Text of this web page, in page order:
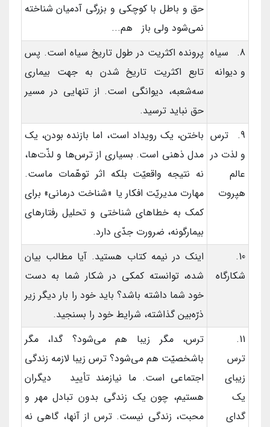
حق و باطل با کوچکی و بزرگی آدمیان شناخته
نمی‌شود ولی باز هم...
8. سیاه
و دیوانه
پرونده اکثریت در طول تاریخ سیاه است. پس
تابع اکثریت تاریخ شدن به جهت بیماری
سه‌شعبه، دیوانگی است. از تنهایی در مسیر
حق نباید ترسید.
9. ترس
و لذت در
عالم
هپروت
باختن، یک رویداد است،‌ اما بازنده بودن، یک
مدل ذهنی است. بسیاری از ترس‌ها و لذّت‌ها،
نه نتیجه واقعیّت بلکه اثر توهّمات ماست.
مهارت مدیریّت افکار یا «شناخت درمانی» برای
کمک به خطاهای شناختی و تحلیل رفتارهای
بیمارگونه، ضرورت جدّی دارد.
10.
شکارگاه
اینک در نیمه کتاب هستید. آیا مطالب بیان
شده، توانسته کمکی در شکار شما به دست
خود شما داشته باشد؟ باید خود را بار دیگر زیر
ذرّه‌بین گذاشته، شرایط خود را بسنجید.
11.
ترس
زیبای
یک
گدای
ترس، مگر زیبا هم می‌شود؟ گدا، مگر
باشخصیّت هم می‌شود؟ ترس زیبا لازمه زندگی
اجتماعی است. ما نیازمند تأیید دیگران
هستیم، چون یک زندگی بدون تبادل مهر و
محبت، زندگی نیست. ترس از آنها، گاهی نه